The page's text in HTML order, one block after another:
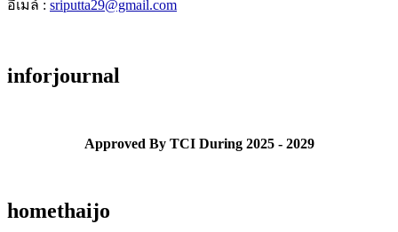
อีเมล์ : sriputta29@gmail.com
inforjournal
Approved By TCI During 2025 - 2029
homethaijo